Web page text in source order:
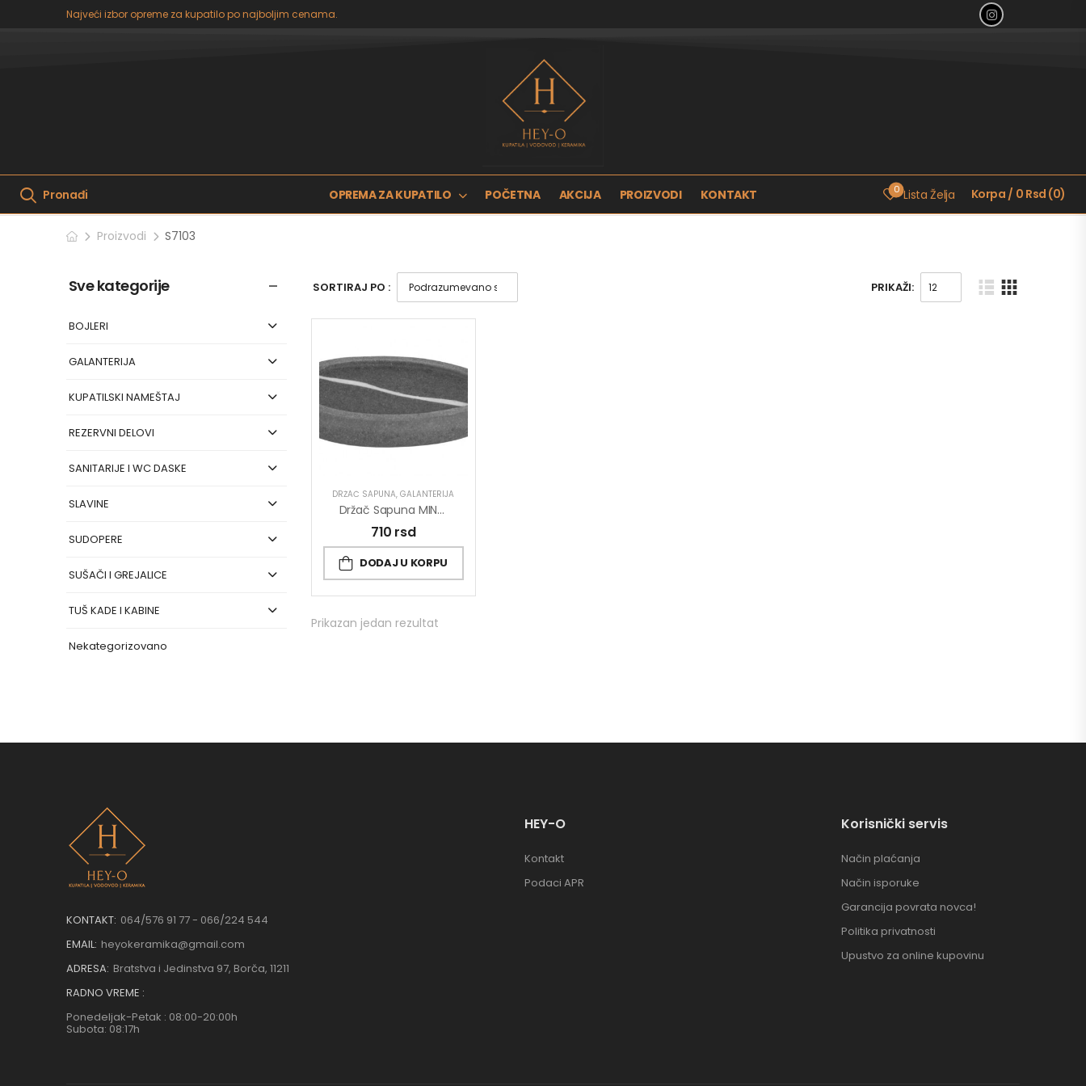
Najveći izbor opreme za kupatilo po najboljim cenama.
Pronađi OPREMA ZA KUPATILO POČETNA AKCIJA PROIZVODI KONTAKT 0 Lista Želja Korpa / 0 Rsd (0)
Proizvodi S7103
Sve kategorije
BOJLERI
GALANTERIJA
KUPATILSKI NAMEŠTAJ
REZERVNI DELOVI
SANITARIJE I WC DASKE
SLAVINE
SUDOPERE
SUŠAČI I GREJALICE
TUŠ KADE I KABINE
Nekategorizovano
SORTIRAJ PO : PRIKAŽI:
DRŽAČ SAPUNA,GALANTERIJA
Držač Sapuna MINOTTI Stojeći
710 rsd
DODAJ U KORPU
Prikazan jedan rezultat
KONTAKT: 064/576 91 77 - 066/224 544
EMAIL: heyokeramika@gmail.com
ADRESA: Bratstva i Jedinstva 97, Borča, 11211
RADNO VREME :
Ponedeljak-Petak : 08:00-20:00h
Subota: 08:17h
HEY-O
Kontakt
Podaci APR
Korisnički servis
Način plaćanja
Način isporuke
Garancija povrata novca!
Politika privatnosti
Upustvo za online kupovinu